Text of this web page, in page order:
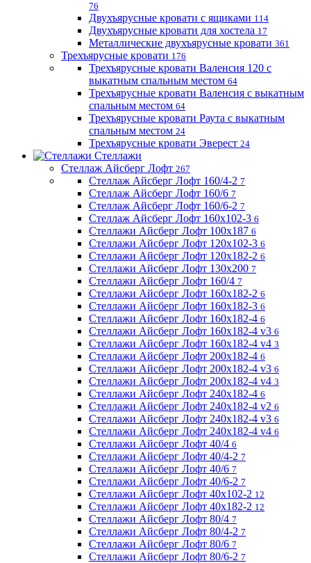
76
Двухъярусные кровати с ящиками 114
Двухъярусные кровати для хостела 17
Металлические двухъярусные кровати 361
Трехъярусные кровати 176
Трехъярусные кровати Валенсия 120 с
выкатным спальным местом 64
Трехъярусные кровати Валенсия с выкатным
спальным местом 64
Трехъярусные кровати Раута с выкатным
спальным местом 24
Трехъярусные кровати Эверест 24
Стеллажи
Стеллаж Айсберг Лофт 267
Стеллаж Айсберг Лофт 160/4-2 7
Стеллаж Айсберг Лофт 160/6 7
Стеллаж Айсберг Лофт 160/6-2 7
Стеллаж Айсберг Лофт 160х102-3 6
Стеллажи Айсберг Лофт 100х187 6
Стеллажи Айсберг Лофт 120х102-3 6
Стеллажи Айсберг Лофт 120х182-2 6
Стеллажи Айсберг Лофт 130х200 7
Стеллажи Айсберг Лофт 160/4 7
Стеллажи Айсберг Лофт 160х182-2 6
Стеллажи Айсберг Лофт 160х182-3 6
Стеллажи Айсберг Лофт 160х182-4 6
Стеллажи Айсберг Лофт 160х182-4 v3 6
Стеллажи Айсберг Лофт 160х182-4 v4 3
Стеллажи Айсберг Лофт 200х182-4 6
Стеллажи Айсберг Лофт 200х182-4 v3 6
Стеллажи Айсберг Лофт 200х182-4 v4 3
Стеллажи Айсберг Лофт 240х182-4 6
Стеллажи Айсберг Лофт 240х182-4 v2 6
Стеллажи Айсберг Лофт 240х182-4 v3 6
Стеллажи Айсберг Лофт 240х182-4 v4 6
Стеллажи Айсберг Лофт 40/4 6
Стеллажи Айсберг Лофт 40/4-2 7
Стеллажи Айсберг Лофт 40/6 7
Стеллажи Айсберг Лофт 40/6-2 7
Стеллажи Айсберг Лофт 40х102-2 12
Стеллажи Айсберг Лофт 40х182-2 12
Стеллажи Айсберг Лофт 80/4 7
Стеллажи Айсберг Лофт 80/4-2 7
Стеллажи Айсберг Лофт 80/6 7
Стеллажи Айсберг Лофт 80/6-2 7